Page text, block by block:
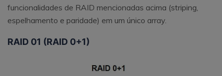
funcionalidades de RAID mencionadas acima (striping,
espelhamento e paridade) em um único array.
RAID 01 (RAID 0+1)